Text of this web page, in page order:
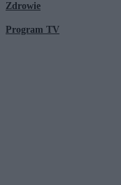
Zdrowie
Program TV